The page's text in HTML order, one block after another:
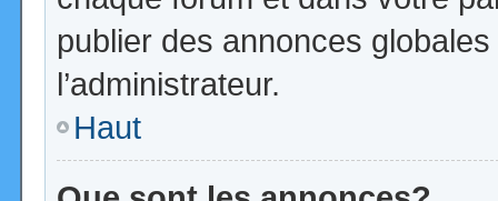
publier des annonces
l’administrateur.
Haut